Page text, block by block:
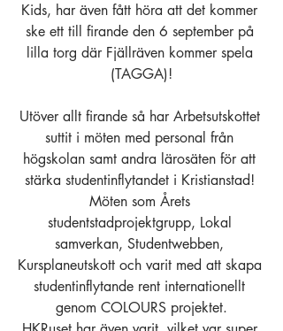
Kids, har även fått höra att det kommer
ske ett till firande den 6 september på
lilla torg där Fjällräven kommer spela
(TAGGA)!
Utöver allt firande så har Arbetsutskottet
suttit i möten med personal från
högskolan samt andra lärosäten för att
stärka studentinflytandet i Kristianstad!
Möten som Årets
studentstadprojektgrupp, Lokal
samverkan, Studentwebben,
Kursplaneutskott och varit med att skapa
studentinflytande rent internationellt
genom COLOURS projektet.